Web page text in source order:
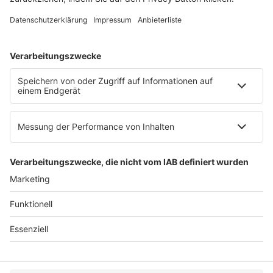
E-Mail:info@ruw.de
Web:https://www.ruw.de
AGB
Datenschutzerklärung
Genderhinweis
Cookie-Einstellungen